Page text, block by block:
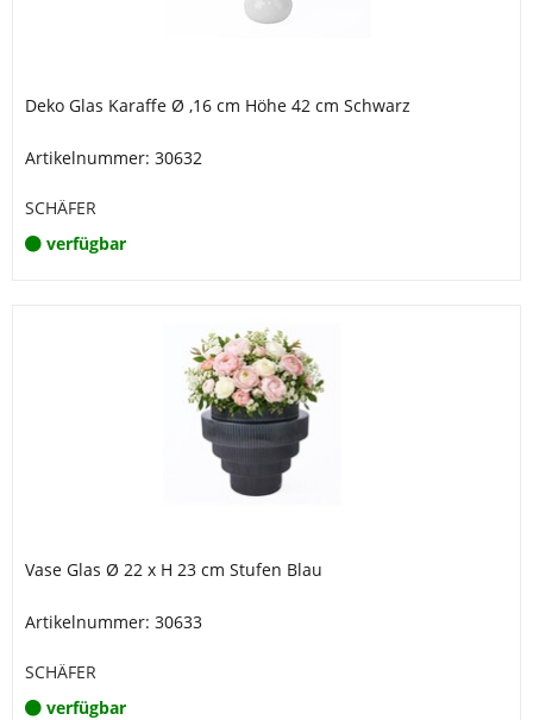
Deko Glas Karaffe Ø ,16 cm Höhe 42 cm Schwarz
Artikelnummer: 30632
SCHÄFER
verfügbar
Vase Glas Ø 22 x H 23 cm Stufen Blau
Artikelnummer: 30633
SCHÄFER
verfügbar